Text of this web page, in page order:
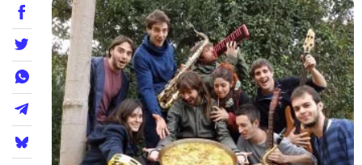
Opinió
Llibres
La Llista
Llocs